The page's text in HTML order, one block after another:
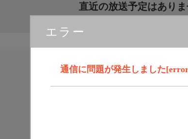
エラー
通信に問題が発生しました
直近の放送予定はあり